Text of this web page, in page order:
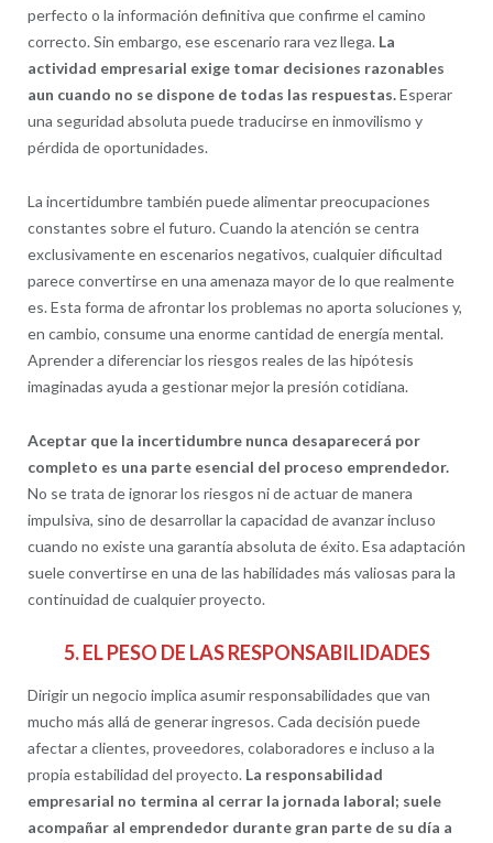
perfecto o la información definitiva que confirme el camino
correcto. Sin embargo, ese escenario rara vez llega. La
actividad empresarial exige tomar decisiones razonables
aun cuando no se dispone de todas las respuestas.Esperar
una seguridad absoluta puede traducirse en inmovilismo y
pérdida de oportunidades.
La incertidumbre también puede alimentar preocupaciones
constantes sobre el futuro. Cuando la atención se centra
exclusivamente en escenarios negativos, cualquier dificultad
parece convertirse en una amenaza mayor de lo que realmente
es. Esta forma de afrontar los problemas no aporta soluciones y,
en cambio, consume una enorme cantidad de energía mental.
Aprender a diferenciar los riesgos reales de las hipótesis
imaginadas ayuda a gestionar mejor la presión cotidiana.
Aceptar que la incertidumbre nunca desaparecerá por
completo es una parte esencial del proceso emprendedor.
No se trata de ignorar los riesgos ni de actuar de manera
impulsiva, sino de desarrollar la capacidad de avanzar incluso
cuando no existe una garantía absoluta de éxito. Esa adaptación
suele convertirse en una de las habilidades más valiosas para la
continuidad de cualquier proyecto.
5. EL PESO DE LAS RESPONSABILIDADES
Dirigir un negocio implica asumir responsabilidades que van
mucho más allá de generar ingresos. Cada decisión puede
afectar a clientes, proveedores, colaboradores e incluso a la
propia estabilidad del proyecto. La responsabilidad
empresarial no termina al cerrar la jornada laboral; suele
acompañar al emprendedor durante gran parte de su día a